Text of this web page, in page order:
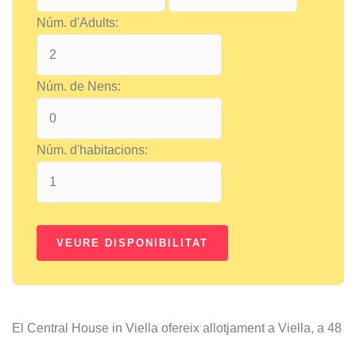
Núm. d'Adults:
Núm. de Nens:
Núm. d'habitacions:
El Central House in Viella ofereix allotjament a Viella, a 48